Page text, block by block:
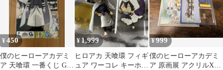
¥450
僕のヒーローアカデミ
ア 天喰環 一番くじ G賞
¥ 1,999
ヒロアカ 天喰環 フィギ
ュア ワーコレ キーホル
¥999
僕のヒーローアカデミ
ア 原画展 アクリルXフ